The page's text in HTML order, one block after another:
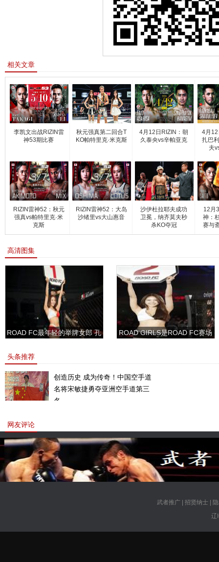
相关文章
李凯文出战RIZIN雷
神53期比赛
秋元强真第二回合T
KO帕特里克·米克斯
4月12日RIZIN：朝
久泰央vs辛帕亚克
4月12
扎巴
夫
RIZIN雷神52：秋元
强真vs帕特里克·米
克斯
RIZIN雷神52：大岛
沙绪里vs大山惠音
沙伊杜拉耶夫成功
卫冕，纳齐莫夫秒
杀KO夺冠
12月
神：
赛与
高清图集
ROAD FC最年轻的举牌女郎 孔
ROAD GIRLS是ROAD FC赛场
头条推荐
创造历史 成为传奇！中国空手道
名将宋敏捷勇夺亚洲空手道第三
名。
网友评论
武者推广| 招贤纳士|
辽